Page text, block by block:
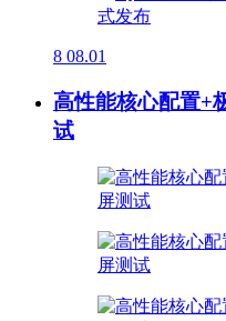
8 08.01
高性能核心配置+
试